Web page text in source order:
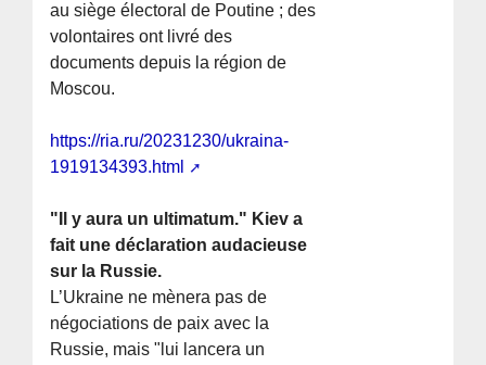
au siège électoral de Poutine ; des
volontaires ont livré des
documents depuis la région de
Moscou.
https://ria.ru/20231230/ukraina-
1919134393.html
"Il y aura un ultimatum." Kiev a
fait une déclaration audacieuse
sur la Russie.
L’Ukraine ne mènera pas de
négociations de paix avec la
Russie, mais "lui lancera un